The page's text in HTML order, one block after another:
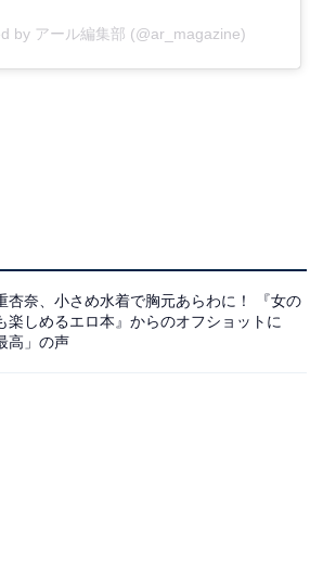
by アール編集部 (@ar_magazine)
杏奈、小さめ水着で胸元あらわに！ 『女の
楽しめるエロ本』からのオフショットに
高」の声